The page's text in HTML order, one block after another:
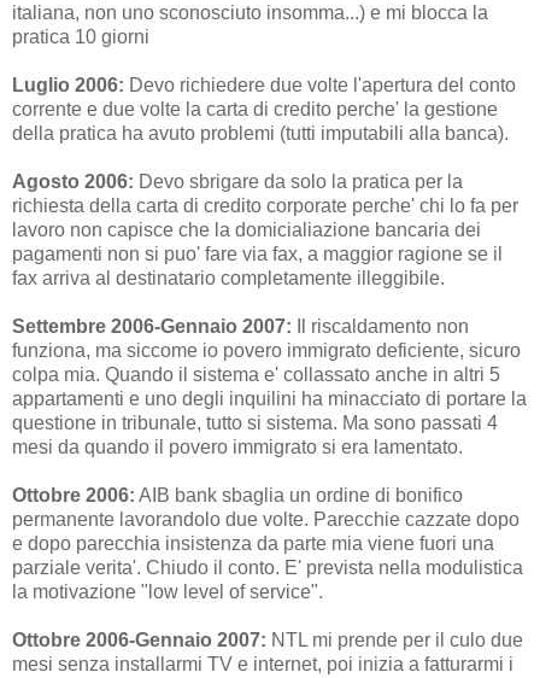
italiana, non uno sconosciuto insomma...) e mi blocca la
pratica 10 giorni
Luglio 2006: Devo richiedere due volte l'apertura del conto
corrente e due volte la carta di credito perche' la gestione
della pratica ha avuto problemi (tutti imputabili alla banca).
Agosto 2006: Devo sbrigare da solo la pratica per la
richiesta della carta di credito corporate perche' chi lo fa per
lavoro non capisce che la domicialiazione bancaria dei
pagamenti non si puo' fare via fax, a maggior ragione se il
fax arriva al destinatario completamente illeggibile.
Settembre 2006-Gennaio 2007: Il riscaldamento non
funziona, ma siccome io povero immigrato deficiente, sicuro
colpa mia. Quando il sistema e' collassato anche in altri 5
appartamenti e uno degli inquilini ha minacciato di portare la
questione in tribunale, tutto si sistema. Ma sono passati 4
mesi da quando il povero immigrato si era lamentato.
Ottobre 2006: AIB bank sbaglia un ordine di bonifico
permanente lavorandolo due volte. Parecchie cazzate dopo
e dopo parecchia insistenza da parte mia viene fuori una
parziale verita'. Chiudo il conto. E' prevista nella modulistica
la motivazione "low level of service".
Ottobre 2006-Gennaio 2007: NTL mi prende per il culo due
mesi senza installarmi TV e internet, poi inizia a fatturarmi i